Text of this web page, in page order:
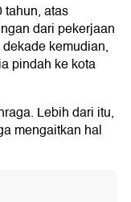
atas
dari pekerjaan
kemudian,
pindah ke kota
Lebih dari itu,
mengaitkan hal